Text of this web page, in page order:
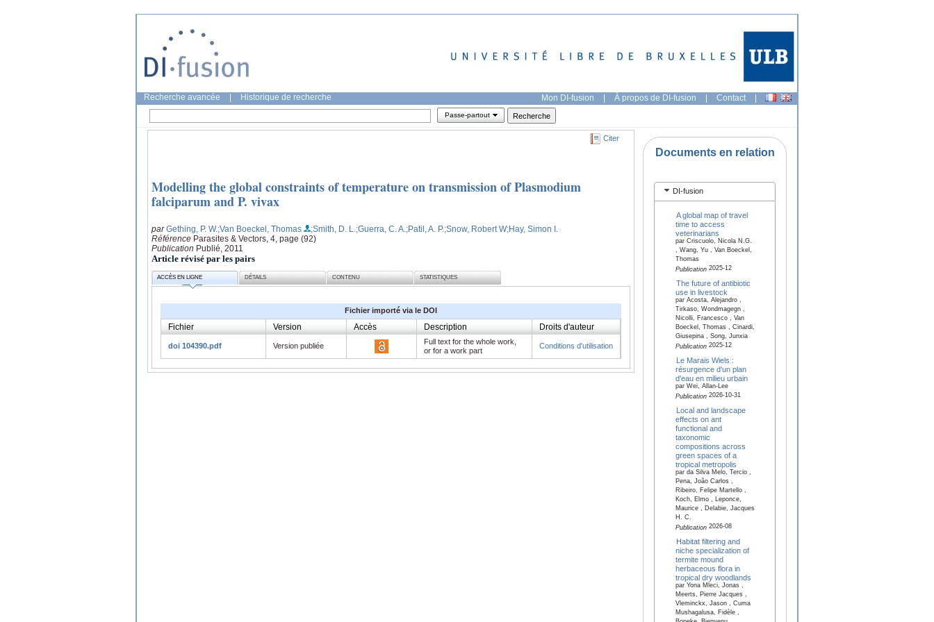
Recherche avancée Historique de recherche Mon DI-fusion | À propos de DI-fusion | Contact |
Passe-partout
Citer
Modelling the global constraints of temperature on transmission of Plasmodium
falciparum and P. vivax
parGething, P. W.;Van Boeckel, Thomas ;Smith, D. L. ;Guerra, C. A. ;Patil, A. P.;Snow, Robert W;Hay, Simon I.
Référence Parasites & Vectors, 4, page (92)
Publication Publié, 2011
Article révisé par les pairs
ACCÈS EN LIGNE DÉTAILS CONTENU STATISTIQUES
Fichier importé via le DOI
Fichier Version Accès Description Droits d'auteur
doi 104390.pdf Version publiée
Full text for the whole work,
or for a work part
Conditions d'utilisation
Documents en relation
DI-fusion
A global map of travel
time to access
veterinarians
par Criscuolo, Nicola N.G.
, Wang, Yu , Van Boeckel,
Thomas
Publication2025-12
The future of antibiotic
use in livestock
par Acosta, Alejandro ,
Tirkaso, Wondmagegn ,
Nicolli, Francesco , Van
Boeckel, Thomas , Cinardi,
Giusepina , Song, Junxia
Publication2025-12
Le Marais Wiels :
résurgence d'un plan
d'eau en milieu urbain
par Wei, Allan-Lee
Publication2026-10-31
Local and landscape
effects on ant
functional and
taxonomic
compositions across
green spaces of a
tropical metropolis
par da Silva Melo, Tercio ,
Pena, João Carlos ,
Ribeiro, Felipe Martello ,
Koch, Elmo , Leponce,
Maurice , Delabie, Jacques
H. C.
Publication2026-08
Habitat filtering and
niche specialization of
termite mound
herbaceous flora in
tropical dry woodlands
par Yona Mleci, Jonas ,
Meerts, Pierre Jacques ,
Vleminckx, Jason , Cuma
Mushagalusa, Fidèle ,